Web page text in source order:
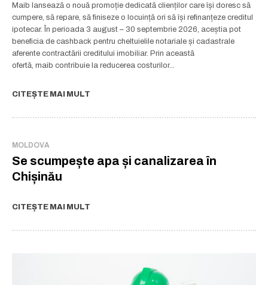
Maib lansează o nouă promoție dedicată clienților care își doresc să
cumpere, să repare, să finiseze o locuință ori să își refinanțeze creditul
ipotecar. În perioada 3 august – 30 septembrie 2026, aceștia pot
beneficia de cashback pentru cheltuielile notariale și cadastrale
aferente contractării creditului imobiliar. Prin această
ofertă, maib contribuie la reducerea costurilor...
CITEȘTE MAI MULT
MOLDOVA
Se scumpește apa și canalizarea în
Chișinău
CITEȘTE MAI MULT